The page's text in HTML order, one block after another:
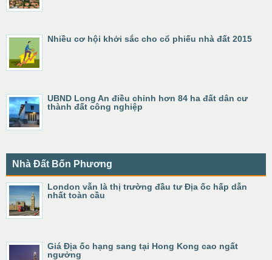
Nhiều cơ hội khởi sắc cho cổ phiếu nhà đất 2015
UBND Long An điều chỉnh hơn 84 ha đất dân cư
thành đất công nghiệp
Nhà Đất Bốn Phương
London vẫn là thị trường đầu tư Địa ốc hấp dẫn
nhất toàn cầu
Giá Địa ốc hạng sang tại Hong Kong cao ngất
ngưởng